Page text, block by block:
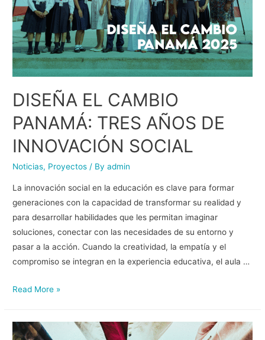
DISEÑA EL CAMBIO
PANAMÁ: TRES AÑOS DE
INNOVACIÓN SOCIAL
Noticias, Proyectos / Byadmin
La innovación social en la educación es clave para formar
generaciones con la capacidad de transformar su realidad y
para desarrollar habilidades que les permitan imaginar
soluciones, conectar con las necesidades de su entorno y
pasar a la acción. Cuando la creatividad, la empatía y el
compromiso se integran en la experiencia educativa, el aula …
Read More »